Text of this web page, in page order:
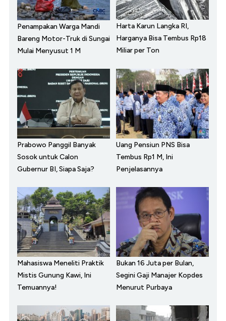
Penampakan Warga Mandi
Bareng Motor-Truk di Sungai
Mulai Menyusut 1 M
Harta Karun Langka RI,
Harganya Bisa Tembus Rp18
Miliar per Ton
Prabowo Panggil Banyak
Sosok untuk Calon
Gubernur BI, Siapa Saja?
Uang Pensiun PNS Bisa
Tembus Rp1 M, Ini
Penjelasannya
Mahasiswa Meneliti Praktik
Mistis Gunung Kawi, Ini
Temuannya!
Bukan 16 Juta per Bulan,
Segini Gaji Manajer Kopdes
Menurut Purbaya